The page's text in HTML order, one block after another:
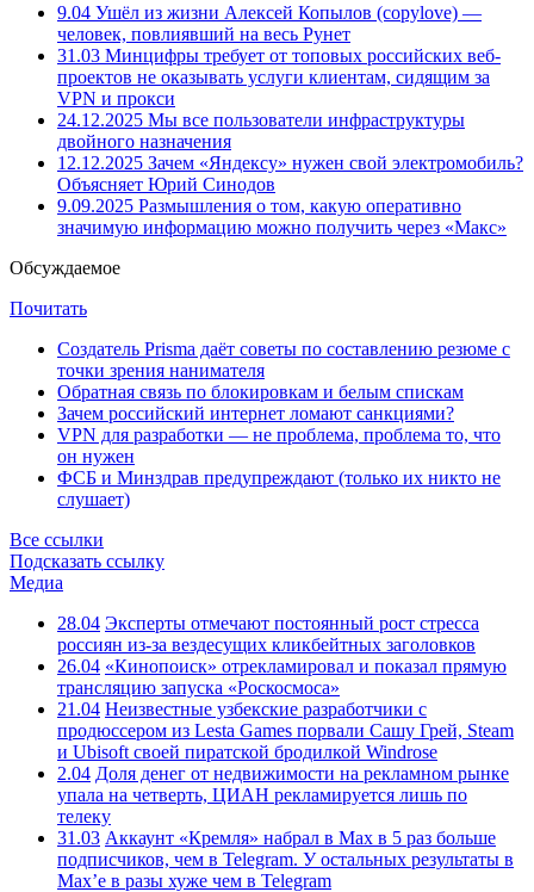
9.04 Ушёл из жизни Алексей Копылов (copylove) —
человек, повлиявший на весь Рунет
31.03 Минцифры требует от топовых российских веб-
проектов не оказывать услуги клиентам, сидящим за
VPN и прокси
24.12.2025 Мы все пользователи инфраструктуры
двойного назначения
12.12.2025 Зачем «Яндексу» нужен свой электромобиль?
Объясняет Юрий Синодов
9.09.2025 Размышления о том, какую оперативно
значимую информацию можно получить через «Макс»
Обсуждаемое
Почитать
Создатель Prisma даёт советы по составлению резюме с
точки зрения нанимателя
Обратная связь по блокировкам и белым спискам
Зачем российский интернет ломают санкциями?
VPN для разработки — не проблема, проблема то, что
он нужен
ФСБ и Минздрав предупреждают (только их никто не
слушает)
Все ссылки
Подсказать ссылку
Медиа
28.04 Эксперты отмечают постоянный рост стресса
россиян из-за вездесущих кликбейтных заголовков
26.04 «Кинопоиск» отрекламировал и показал прямую
трансляцию запуска «Роскосмоса»
21.04 Неизвестные узбекские разработчики с
продюссером из Lesta Games порвали Сашу Грей, Steam
и Ubisoft своей пиратской бродилкой Windrose
2.04 Доля денег от недвижимости на рекламном рынке
упала на четверть, ЦИАН рекламируется лишь по
телеку
31.03 Аккаунт «Кремля» набрал в Max в 5 раз больше
подписчиков, чем в Telegram. У остальных результаты в
Max’е в разы хуже чем в Telegram